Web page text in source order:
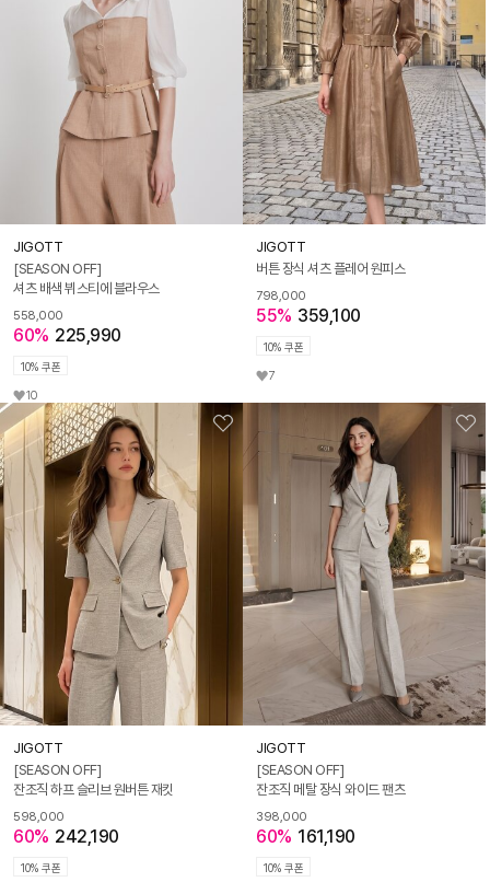
JIGOTT
[SEASON OFF]
셔츠 배색 뷔스티에 블라우스
558,000
60% 225,990
10% 쿠폰
10
JIGOTT
버튼 장식 셔츠 플레어 원피스
798,000
55% 359,100
10% 쿠폰
7
JIGOTT
[SEASON OFF]
잔조직 하프 슬리브 원버튼 재킷
598,000
60% 242,190
10% 쿠폰
JIGOTT
[SEASON OFF]
잔조직 메탈 장식 와이드 팬츠
398,000
60% 161,190
10% 쿠폰